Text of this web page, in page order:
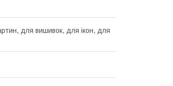
для вишивок, для ікон, для